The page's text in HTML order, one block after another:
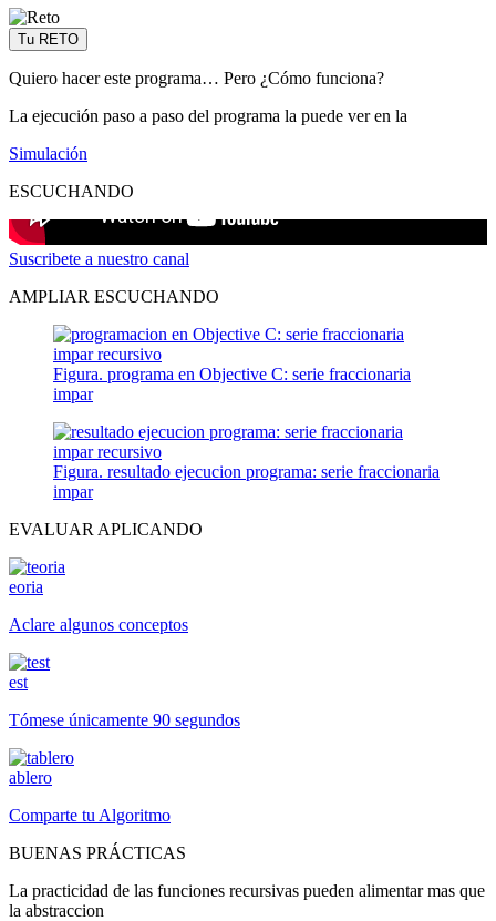
Tu RETO
Quiero hacer este programa… Pero ¿Cómo funciona?
La ejecución paso a paso del programa la puede ver en la
Simulación
ESCUCHANDO
Suscribete a nuestro canal
AMPLIAR ESCUCHANDO
Figura. programa en Objective C: serie fraccionaria
impar
Figura. resultado ejecucion programa: serie fraccionaria
impar
EVALUAR APLICANDO
eoria
Aclare algunos conceptos
est
Tómese únicamente 90 segundos
ablero
Comparte tu Algoritmo
BUENAS PRÁCTICAS
La practicidad de las funciones recursivas pueden alimentar mas que
la abstraccion